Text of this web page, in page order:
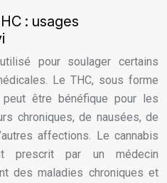
: usages
pour soulager certains
Le THC, sous forme
être bénéfique pour les
chroniques, de nausées, de
affections. Le cannabis
prescrit par un médecin
des maladies chroniques et